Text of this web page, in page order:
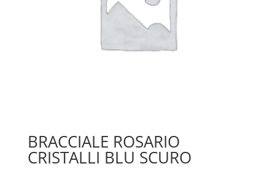
BRACCIALE ROSARIO
CRISTALLI BLU SCURO